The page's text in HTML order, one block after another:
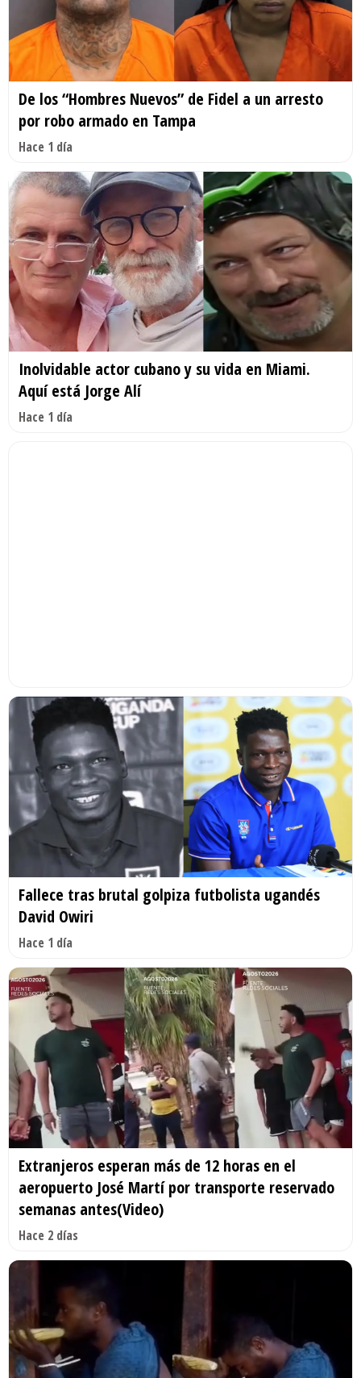
De los “Hombres Nuevos” de Fidel a un arresto
por robo armado en Tampa
Hace 1 día
Inolvidable actor cubano y su vida en Miami.
Aquí está Jorge Alí
Hace 1 día
Fallece tras brutal golpiza futbolista ugandés
David Owiri
Hace 1 día
Extranjeros esperan más de 12 horas en el
aeropuerto José Martí por transporte reservado
semanas antes(Video)
Hace 2 días